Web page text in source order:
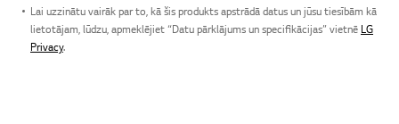
Lai uzzinātu vairāk par to, kā šis produkts apstrādā datus un jūsu tiesībām kā
lietotājam, lūdzu, apmeklējiet “Datu pārklājums un specifikācijas” vietnē LG
Privacy.